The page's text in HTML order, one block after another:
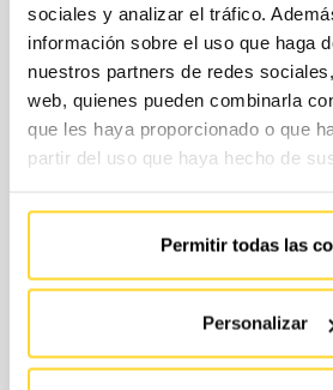
sociales y analizar el tráfico.
información sobre el uso que haga
nuestros partners de redes
web, quienes pueden combinarla
que les haya proporcionado o que
partir del uso que haya hecho de
Permitir todas las
Personalizar